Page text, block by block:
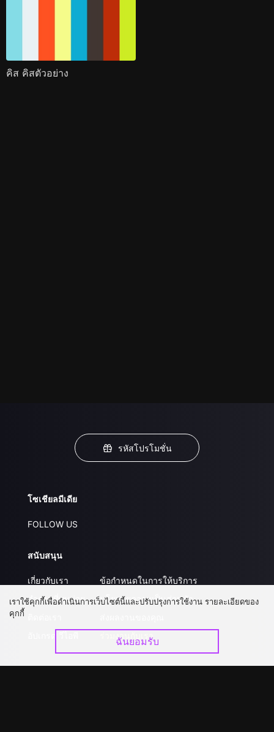
คิส คิสตัวอย่าง
รหัสโปรโมชั่น
โซเชียลมีเดีย
FOLLOW US
สนับสนุน
เกี่ยวกับเรา
คำถามที่พบบ่อย
ข้อกำหนดในการให้บริการ
นโยบายความเป็นส่วนตัว
ร่วมงานกับเรา
เราใช้คุกกี้เพื่อดำเนินการเว็บไซต์นี้และปรับปรุงการใช้งาน รายละเอียดของ
คุกกี้
ฉันยอมรับ